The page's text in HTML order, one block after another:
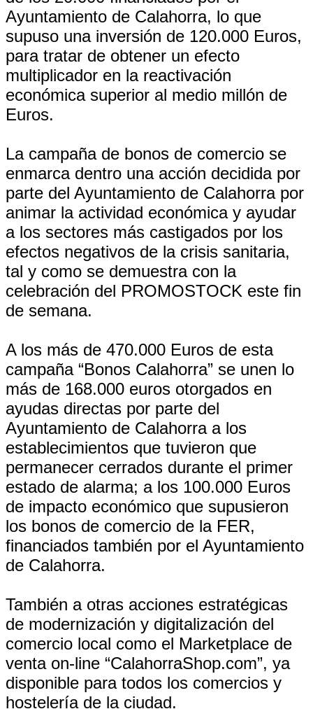
Ayuntamiento de Calahorra, lo que
supuso una inversión de 120.000 Euros,
para tratar de obtener un efecto
multiplicador en la reactivación
económica superior al medio millón de
Euros.
La campaña de bonos de comercio se
enmarca dentro una acción decidida por
parte del Ayuntamiento de Calahorra por
animar la actividad económica y ayudar
a los sectores más castigados por los
efectos negativos de la crisis sanitaria,
tal y como se demuestra con la
celebración del PROMOSTOCK este fin
de semana.
A los más de 470.000 Euros de esta
campaña “Bonos Calahorra” se unen lo
más de 168.000 euros otorgados en
ayudas directas por parte del
Ayuntamiento de Calahorra a los
establecimientos que tuvieron que
permanecer cerrados durante el primer
estado de alarma; a los 100.000 Euros
de impacto económico que supusieron
los bonos de comercio de la FER,
financiados también por el Ayuntamiento
de Calahorra.
También a otras acciones estratégicas
de modernización y digitalización del
comercio local como el Marketplace de
venta on-line “CalahorraShop.com”, ya
disponible para todos los comercios y
hostelería de la ciudad.